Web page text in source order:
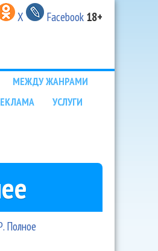
X Facebook 18+
МЕЖДУ ЖАНРАМИ
УСЛУГИ
Полное